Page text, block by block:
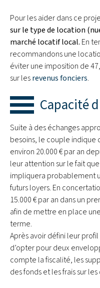
Pour les aider dans ce
sur le type de location
marché locatif local. En
recommandons une
éviter une imposition de
sur lesrevenus fonciers.
Capacité
Suite à des échanges
besoins, le couple indique
environ 20.000 € par an
leur attention sur le fait
impliquera probablement
futurs loyers. En
15.000 € par an dans un
afin de mettre en place
terme.
Après avoir défini leur
d’opter pour deux
compte la fiscalité, les
des fonds et les frais sur